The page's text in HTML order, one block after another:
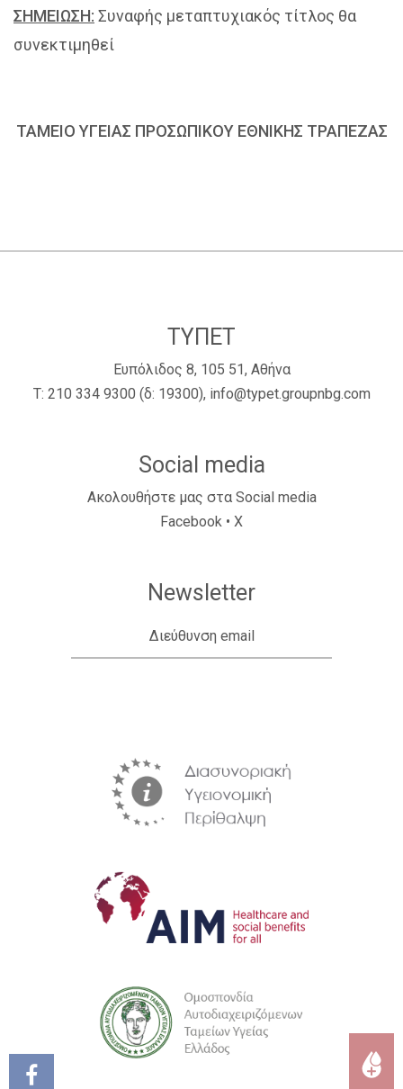
ΣΗΜΕΙΩΣΗ: Συναφής μεταπτυχιακός τίτλος θα
συνεκτιμηθεί
ΤΑΜΕΙΟ ΥΓΕΙΑΣ ΠΡΟΣΩΠΙΚΟΥ ΕΘΝΙΚΗΣ ΤΡΑΠΕΖΑΣ
ΤΥΠΕΤ
Ευπόλιδος 8, 105 51, Αθήνα
Τ: 210 334 9300 (δ: 19300), info@typet.groupnbg.com
Social media
Ακολουθήστε μας στα Social media
Facebook • X
Newsletter
Διεύθυνση email